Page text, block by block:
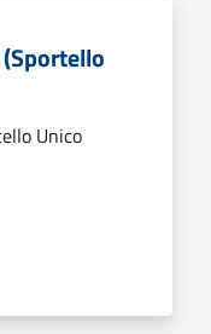
(Sportello
Unico